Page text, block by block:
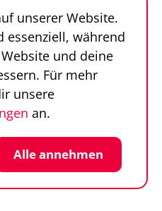
Einstellungen
unserer Website.
essenziell, während
und deine
Für mehr
unsere
an.
Alle annehmen